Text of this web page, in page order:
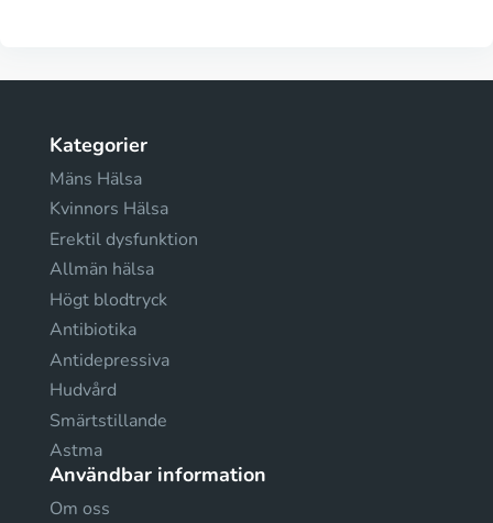
Kategorier
Mäns Hälsa
Kvinnors Hälsa
Erektil dysfunktion
Allmän hälsa
Högt blodtryck
Antibiotika
Antidepressiva
Hudvård
Smärtstillande
Astma
Användbar information
Om oss